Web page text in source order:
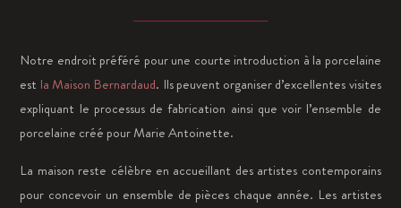
Notre endroit préféré pour une courte introduction à la porcelaine
est la Maison Bernardaud. Ils peuvent organiser d’excellentes visites
expliquant le processus de fabrication ainsi que voir l’ensemble de
porcelaine créé pour Marie Antoinette.
La maison reste célèbre en accueillant des artistes contemporains
pour concevoir un ensemble de pièces chaque année. Les artistes